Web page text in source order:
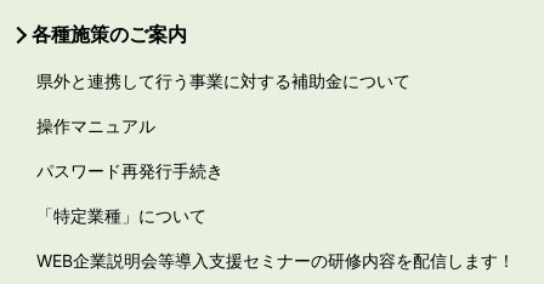
各種施策のご案内
県外と連携して行う事業に対する補助金について
操作マニュアル
パスワード再発行手続き
「特定業種」について
WEB企業説明会等導入支援セミナーの研修内容を配信します！